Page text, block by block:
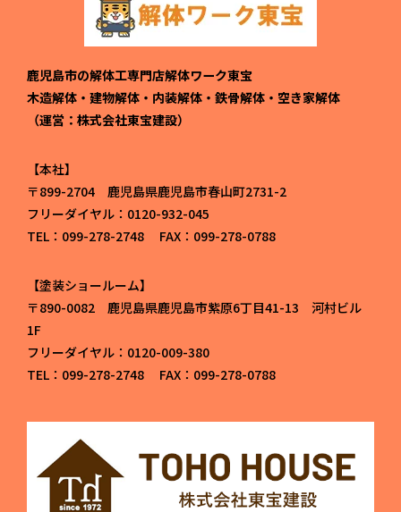
鹿児島市の解体工専門店解体ワーク東宝
木造解体・建物解体・内装解体・鉄骨解体・空き家解体
（運営：株式会社東宝建設）
本社
〒899-2704 鹿児島県鹿児島市春山町2731-2
フリーダイヤル：0120-932-045
TEL：099-278-2748 FAX：099-278-0788
塗装ショールーム
〒890-0082 鹿児島県鹿児島市紫原6丁目41-13 河村ビル
1F
フリーダイヤル：0120-009-380
TEL：099-278-2748 FAX：099-278-0788